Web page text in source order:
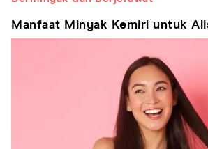
Manfaat Minyak Kemiri untuk